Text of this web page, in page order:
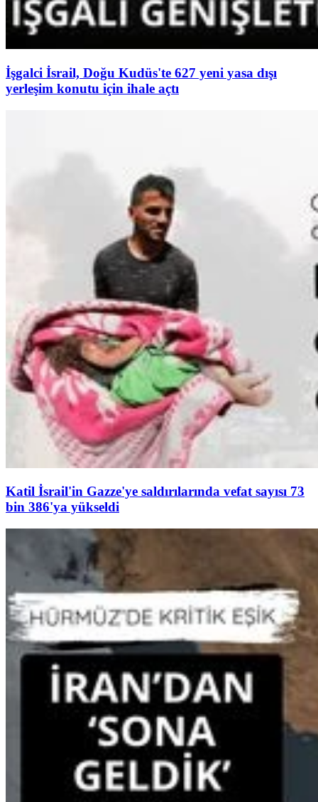
İşgalci İsrail, Doğu Kudüs'te 627 yeni yasa dışı
yerleşim konutu için ihale açtı
Katil İsrail'in Gazze'ye saldırılarında vefat sayısı 73
bin 386'ya yükseldi